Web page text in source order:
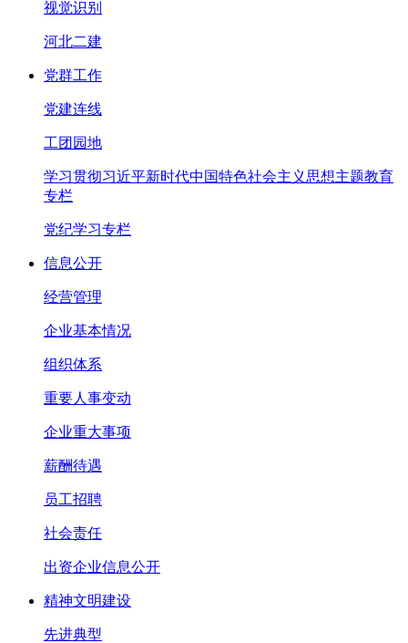
视觉识别
河北二建
党群工作
党建连线
工团园地
学习贯彻习近平新时代中国特色社会主义思想主题教育
专栏
党纪学习专栏
信息公开
经营管理
企业基本情况
组织体系
重要人事变动
企业重大事项
薪酬待遇
员工招聘
社会责任
出资企业信息公开
精神文明建设
先进典型